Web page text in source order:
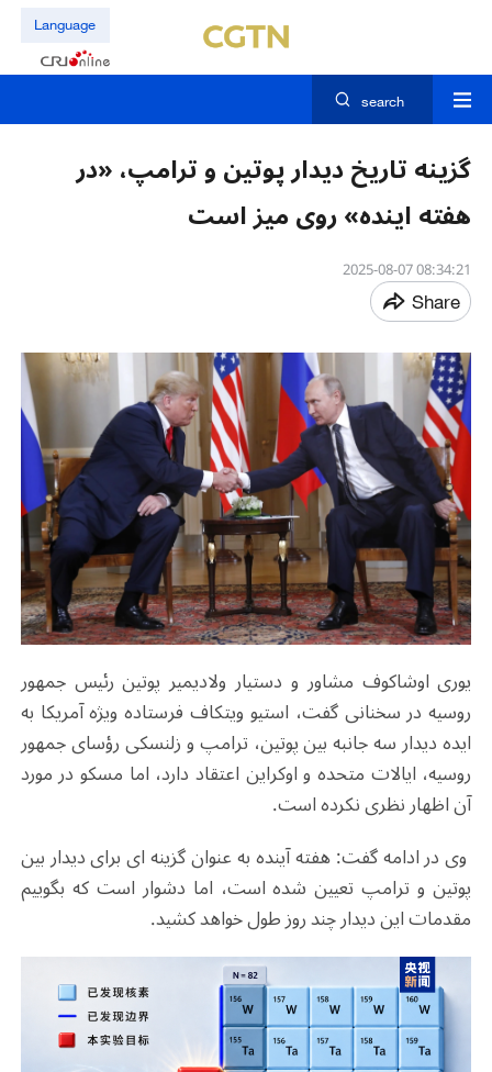
Language
search
گزینه تاریخ دیدار پوتین و ترامپ، «در
هفته اینده» روی میز است
08:34:21 2025-08-07
Share
یوری اوشاکوف مشاور و دستیار ولادیمیر پوتین رئیس جمهور
روسیه در سخنانی گفت، استیو ویتکاف فرستاده ویژه آمریکا به
ایده دیدار سه جانبه بین پوتین، ترامپ و زلنسکی رؤسای جمهور
روسیه، ایالات متحده و اوکراین اعتقاد دارد، اما مسکو در مورد
آن اظهار نظری نکرده است.
وی در ادامه گفت: هفته آینده به عنوان گزینه ای برای دیدار بین
پوتین و ترامپ تعیین شده است، اما دشوار است که بگوییم
مقدمات این دیدار چند روز طول خواهد کشید.